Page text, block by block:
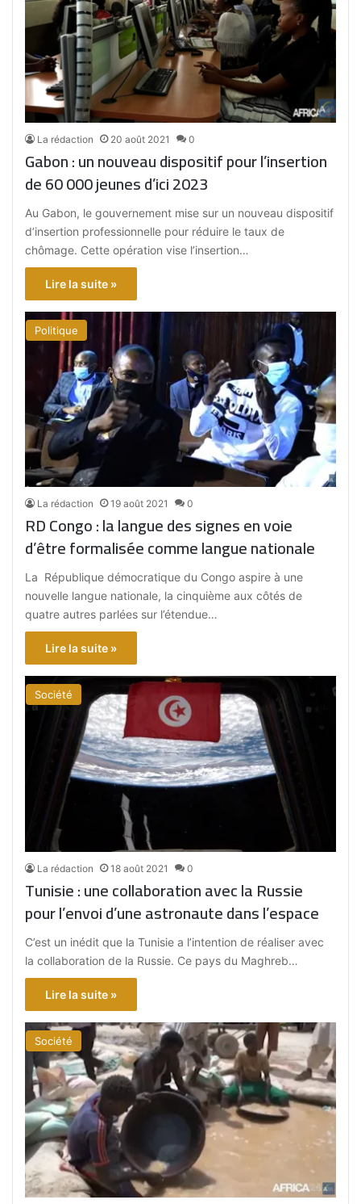
La rédaction 20 août 2021 0
Gabon : un nouveau dispositif pour l’insertion
de 60 000 jeunes d’ici 2023
Au Gabon, le gouvernement mise sur un nouveau dispositif
d’insertion professionnelle pour réduire le taux de
chômage. Cette opération vise l’insertion…
Lire la suite »
Politique
La rédaction 19 août 2021 0
RD Congo : la langue des signes en voie
d’être formalisée comme langue nationale
La République démocratique du Congo aspire à une
nouvelle langue nationale, la cinquième aux côtés de
quatre autres parlées sur l’étendue…
Lire la suite »
Société
La rédaction 18 août 2021 0
Tunisie : une collaboration avec la Russie
pour l’envoi d’une astronaute dans l’espace
C’est un inédit que la Tunisie a l’intention de réaliser avec
la collaboration de la Russie. Ce pays du Maghreb…
Lire la suite »
Société